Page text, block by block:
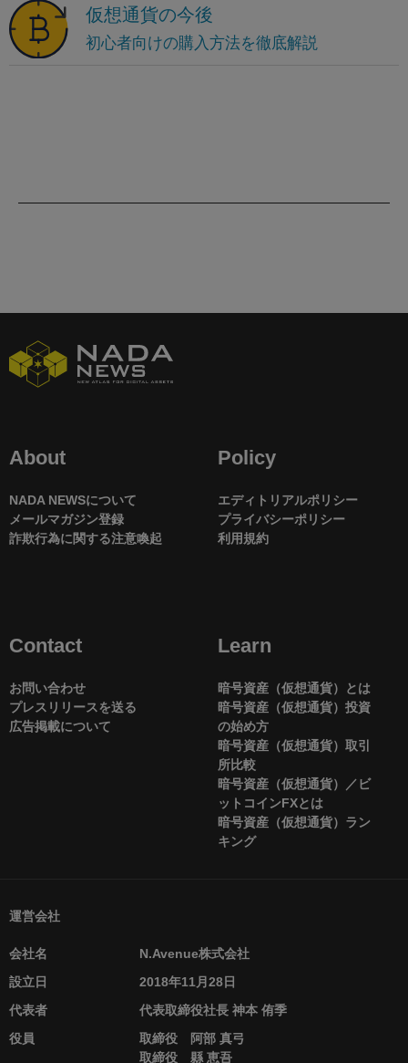
About
NADA NEWSについて
メールマガジン登録
詐欺行為に関する注意喚起
Policy
エディトリアルポリシー
プライバシーポリシー
利用規約
Contact
お問い合わせ
プレスリリースを送る
広告掲載について
Learn
暗号資産（仮想通貨）とは
暗号資産（仮想通貨）投資
の始め方
暗号資産（仮想通貨）取引
所比較
暗号資産（仮想通貨）／ビ
ットコインFXとは
暗号資産（仮想通貨）ラン
キング
運営会社
会社名
N.Avenue株式会社
設立日
2018年11月28日
代表者
代表取締役社長 神本 侑季
役員
取締役 阿部 真弓
取締役 縣 恵吾